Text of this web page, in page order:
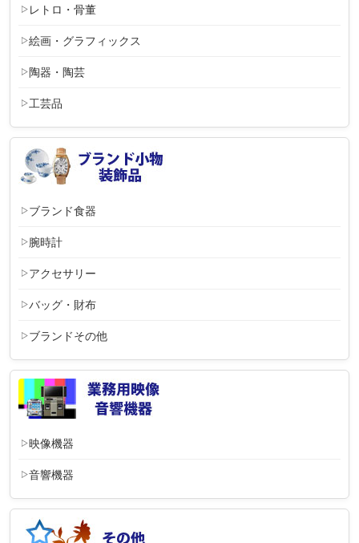
レトロ・骨董
絵画・グラフィックス
陶器・陶芸
工芸品
ブランド食器
腕時計
アクセサリー
バッグ・財布
ブランドその他
映像機器
音響機器